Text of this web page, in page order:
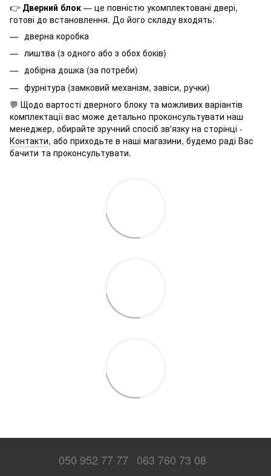
👉 Дверний блок — це повністю укомплектовані двері,
готові до встановлення. До його складу входять:
дверна коробка
лиштва (з одного або з обох боків)
добірна дошка (за потреби)
фурнітура (замковий механізм, завіси, ручки)
💬 Щодо вартості дверного блоку та можливих варіантів
комплектації вас може детально проконсультувати наш
менеджер, обирайте зручний спосіб зв'язку на сторінці -
Контакти, або приходьте в наші магазини, будемо раді Вас
бачити та проконсультувати.
050 952 77 77 063 760 73 08